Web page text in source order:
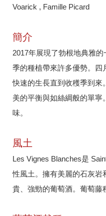
Voarick , Famille Picard
簡介
2017年展現了勃根地典雅
季的種植帶來許多優勢。四
快速的生長直到收穫季到來
美的平衡與如絲綢般的單
味。
風土
Les Vignes Blanches是
性風土。擁有美麗的石灰岩
貴、強勁的葡萄酒。葡萄藤